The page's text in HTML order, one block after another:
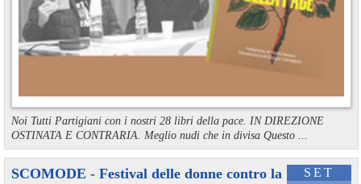
Noi Tutti Partigiani con i nostri 28 libri della pace. IN DIREZIONE
OSTINATA E CONTRARIA. Meglio nudi che in divisa Questo ...
SET
SCOMODE - Festival delle donne contro la